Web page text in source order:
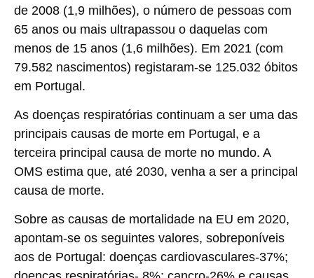
de 2008 (1,9 milhões), o número de pessoas com
65 anos ou mais ultrapassou o daquelas com
menos de 15 anos (1,6 milhões). Em 2021 (com
79.582 nascimentos) registaram-se 125.032 óbitos
em Portugal.
As doenças respiratórias continuam a ser uma das
principais causas de morte em Portugal, e a
terceira principal causa de morte no mundo. A
OMS estima que, até 2030, venha a ser a principal
causa de morte.
Sobre as causas de mortalidade na EU em 2020,
apontam-se os seguintes valores, sobreponíveis
aos de Portugal: doenças cardiovasculares-37%;